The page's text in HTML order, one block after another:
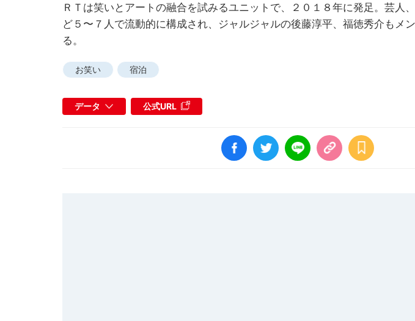
ＲＴは笑いとアートの融合を試みるユニットで、２０１８年に発足。芸人
ど５〜７人で流動的に構成され、ジャルジャルの後藤淳平、福徳秀介もメ
る。
お笑い 宿泊
データ 公式URL